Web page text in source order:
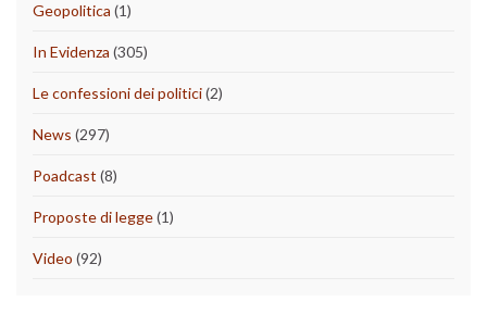
Geopolitica (1)
In Evidenza (305)
Le confessioni dei politici(2)
News (297)
Poadcast (8)
Proposte di legge(1)
Video (92)